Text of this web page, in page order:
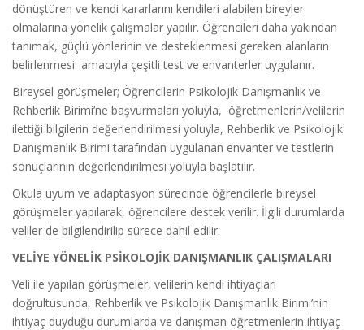
dönüştüren ve kendi kararlarını kendileri alabilen bireyler
olmalarına yönelik çalışmalar yapılır. Öğrencileri daha yakından
tanımak, güçlü yönlerinin ve desteklenmesi gereken alanların
belirlenmesi amacıyla çeşitli test ve envanterler uygulanır.
Bireysel görüşmeler; Öğrencilerin Psikolojik Danışmanlık ve
Rehberlik Birimi’ne başvurmaları yoluyla, öğretmenlerin/velilerin
ilettiği bilgilerin değerlendirilmesi yoluyla, Rehberlik ve Psikolojik
Danışmanlık Birimi tarafından uygulanan envanter ve testlerin
sonuçlarının değerlendirilmesi yoluyla başlatılır.
Okula uyum ve adaptasyon sürecinde öğrencilerle bireysel
görüşmeler yapılarak, öğrencilere destek verilir. İlgili durumlarda
veliler de bilgilendirilip sürece dahil edilir.
VELİYE YÖNELİK PSİKOLOJİK DANIŞMANLIK ÇALIŞMALARI
Veli ile yapılan görüşmeler, velilerin kendi ihtiyaçları
doğrultusunda, Rehberlik ve Psikolojik Danışmanlık Birimi’nin
ihtiyaç duyduğu durumlarda ve danışman öğretmenlerin ihtiyaç